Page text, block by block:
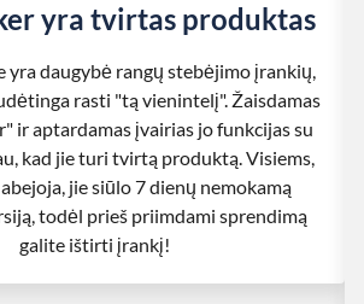
yra tvirtas produktas
yra daugybė rangų stebėjimo įrankių,
rasti "tą vienintelį". Žaisdamas
ir aptardamas įvairias jo funkcijas su
kad jie turi tvirtą produktą. Visiems,
jie siūlo 7 dienų nemokamą
todėl prieš priimdami sprendimą
galite ištirti įrankį!